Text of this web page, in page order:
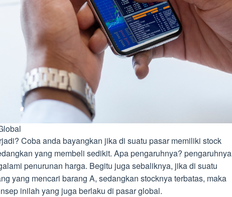
Coba anda bayangkan jika di suatu pasar memiliki stock
yang membeli sedikit. Apa pengaruhnya? pengaruhnya
penurunan harga. Begitu juga sebaliknya, jika di suatu
yang mencari barang A, sedangkan stocknya terbatas, maka
inilah yang juga berlaku di pasar global.